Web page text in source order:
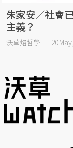
朱家安／社會
主義？
沃草烙哲學 20